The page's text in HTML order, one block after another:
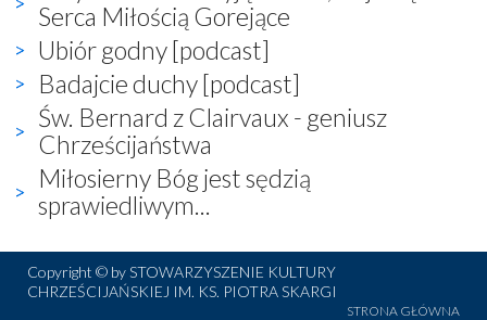
Serca Miłością Gorejące
Ubiór godny [podcast]
Badajcie duchy [podcast]
Św. Bernard z Clairvaux - geniusz
Chrześcijaństwa
Miłosierny Bóg jest sędzią
sprawiedliwym...
Copyright © by STOWARZYSZENIE KULTURY
CHRZEŚCIJAŃSKIEJ IM. KS. PIOTRA SKARGI
STRONA GŁÓWNA